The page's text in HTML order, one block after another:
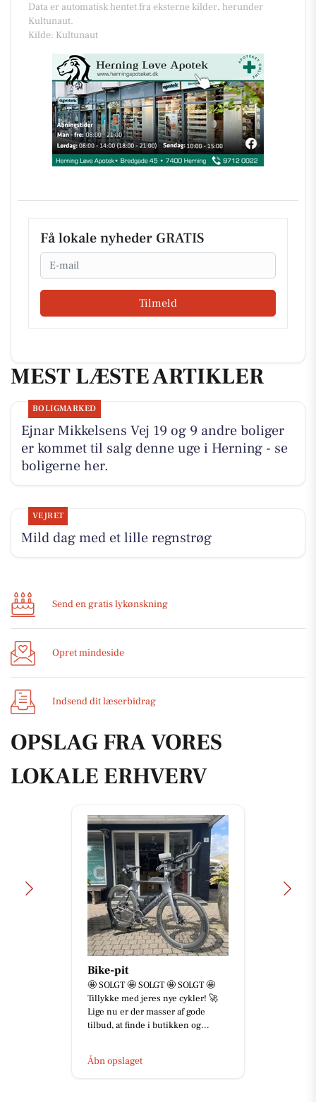
Data er automatisk hentet fra eksterne kilder, herunder
Kultunaut.
Kilde: Kultunaut
Få lokale nyheder GRATIS
Email
Tilmeld
MEST LÆSTE ARTIKLER
BOLIGMARKED
Ejnar Mikkelsens Vej 19 og 9 andre boliger
er kommet til salg denne uge i Herning - se
boligerne her.
VEJRET
Mild dag med et lille regnstrøg
Send en gratis lykønskning
Opret mindeside
Indsend dit læserbidrag
OPSLAG FRA VORES
LOKALE ERHVERV
🤩 SOLGT 🤩 SOLGT 🤩
med jeres nye cykler! 🚀
nu er der masser af gode
at finde i butikken og...